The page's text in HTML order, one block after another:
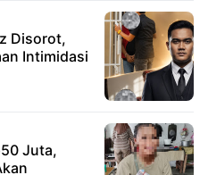
Disorot,
Intimidasi
Juta,